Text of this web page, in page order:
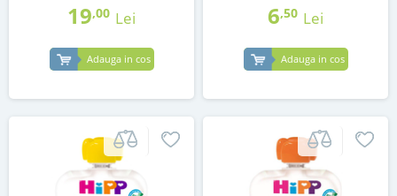
19,00 Lei
Adauga in cos
6,50 Lei
Adauga in cos